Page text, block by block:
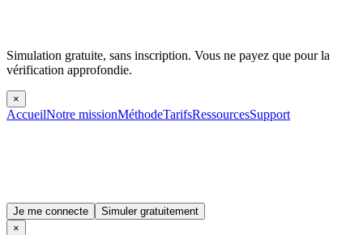
Simulation gratuite, sans inscription. Vous ne payez que pour la
vérification approfondie.
×
AccueilNotre missionMéthodeTarifsRessourcesSupport
Je me connecte
Simuler gratuitement
×